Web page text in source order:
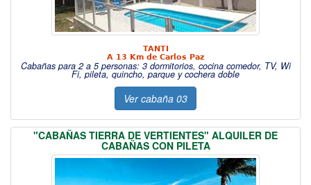
TANTI
A 13 Km de Carlos Paz
Cabañas para 2 a 5 personas: 3 dormitorios, cocina comedor, TV, Wi
Fi, pileta, quincho, parque y cochera doble
Ver cabaña 03
"CABAÑAS TIERRA DE VERTIENTES" ALQUILER DE
CABAÑAS CON PILETA